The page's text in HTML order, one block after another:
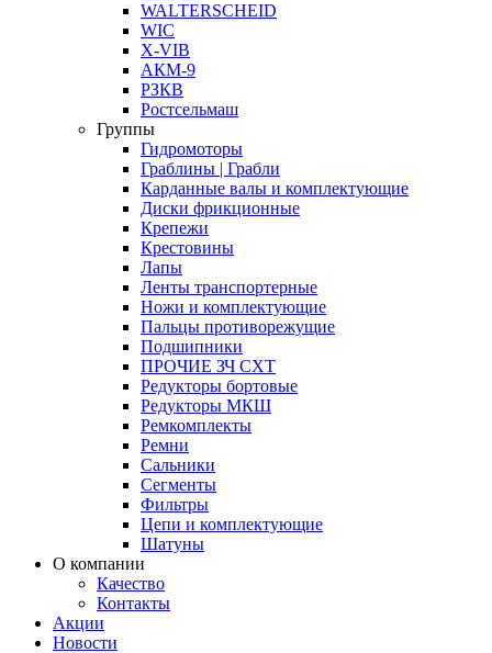
WALTERSCHEID
WIC
X-VIB
АКМ-9
РЗКВ
Ростсельмаш
Группы
Гидромоторы
Граблины | Грабли
Карданные валы и комплектующие
Диски фрикционные
Крепежи
Крестовины
Лапы
Ленты транспортерные
Ножи и комплектующие
Пальцы противорежущие
Подшипники
ПРОЧИЕ ЗЧ СХТ
Редукторы бортовые
Редукторы МКШ
Ремкомплекты
Ремни
Сальники
Сегменты
Фильтры
Цепи и комплектующие
Шатуны
О компании
Качество
Контакты
Акции
Новости